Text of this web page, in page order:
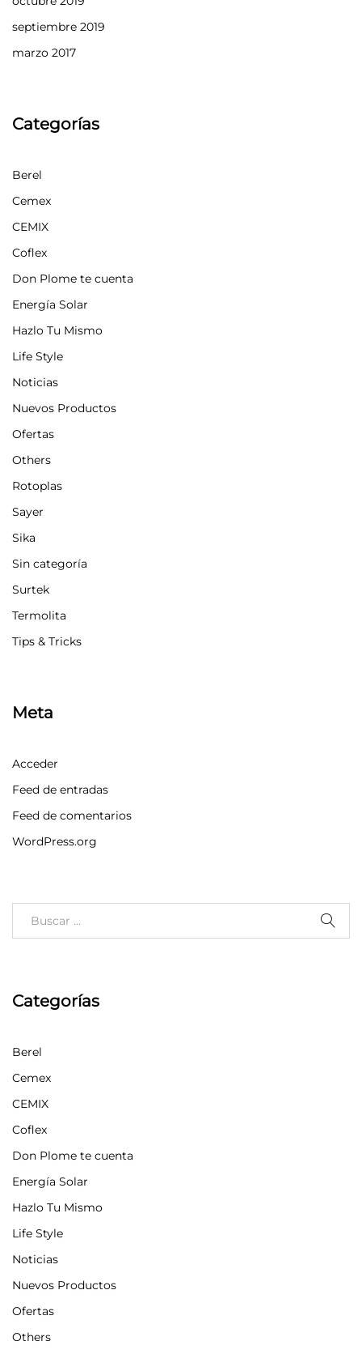
septiembre 2019
marzo 2017
Categorías
Berel
Cemex
CEMIX
Coflex
Don Plome te cuenta
Energía Solar
Hazlo Tu Mismo
Life Style
Noticias
Nuevos Productos
Ofertas
Others
Rotoplas
Sayer
Sika
Sin categoría
Surtek
Termolita
Tips & Tricks
Meta
Acceder
Feed de entradas
Feed de comentarios
WordPress.org
Categorías
Berel
Cemex
CEMIX
Coflex
Don Plome te cuenta
Energía Solar
Hazlo Tu Mismo
Life Style
Noticias
Nuevos Productos
Ofertas
Others